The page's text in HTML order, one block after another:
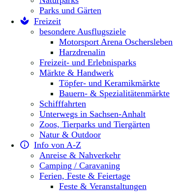
Parks und Gärten
Freizeit
besondere Ausflugsziele
Motorsport Arena Oschersleben
Harzdrenalin
Freizeit- und Erlebnisparks
Märkte & Handwerk
Töpfer- und Keramikmärkte
Bauern- & Spezialitätenmärkte
Schifffahrten
Unterwegs in Sachsen-Anhalt
Zoos, Tierparks und Tiergärten
Natur & Outdoor
Info von A-Z
Anreise & Nahverkehr
Camping / Caravaning
Ferien, Feste & Feiertage
Feste & Veranstaltungen